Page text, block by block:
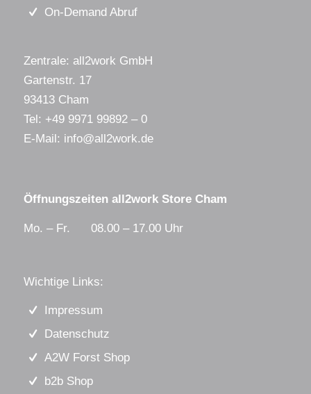
On-Demand Abruf
Zentrale: all2work GmbH
Gartenstr. 17
93413 Cham
Tel: +49 9971 99892 – 0
E-Mail: info@all2work.de
Öffnungszeiten all2work Store Cham
Mo. – Fr. 08.00 – 17.00 Uhr
Wichtige Links:
Impressum
Datenschutz
A2W Forst Shop
b2b Shop